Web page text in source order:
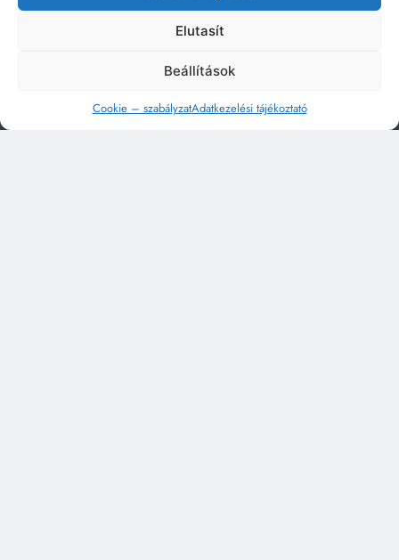
Elutasít
Beállítások
Cookie – szabályzatAdatkezelési tájékoztató